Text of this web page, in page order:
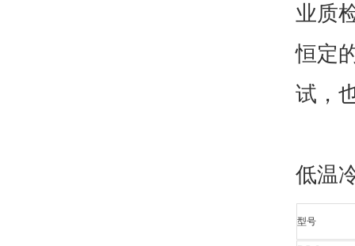
业质
恒定
试，
低温
型号